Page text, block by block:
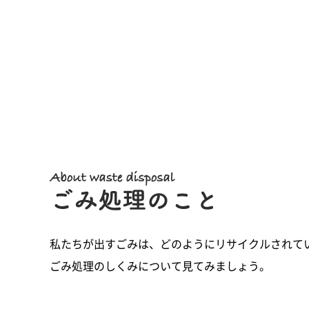
私たちが出すごみは、どのようにリサイクルされて
ごみ処理のしくみについて見てみましょう。